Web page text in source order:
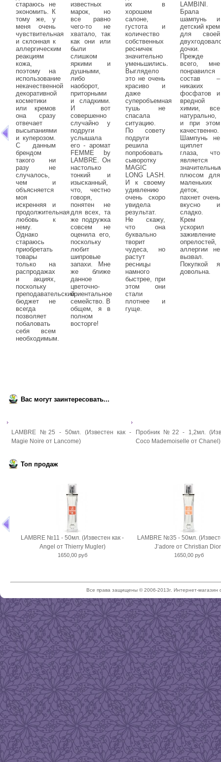
стараюсь не
экономить. К
тому же, у
меня очень
чувствительная
и склонная к
аллергическим
реакциям
кожа,
поэтому на
использование
некачественной
декоративной
косметики
или кремов
она сразу
отвечает
высыпаниями
и куперозом.
С данным
брендом
такого ни
разу не
случалось,
чем и
объясняется
моя
искренняя и
продолжительная
любовь к
нему.
Однако
стараюсь
приобретать
товары
только на
распродажах
и акциях,
поскольку
преподавательский
бюджет не
всегда
позволяет
побаловать
себя всем
необходимым.
известных
марок, но
все равно
чего-то не
хватало, так
как они или
были
слишком
яркими и
душными,
либо
наоборот,
приторными
и сладкими.
И вот
совершенно
случайно у
подруги
услышала
его - аромат
FEMME by
LAMBRE. Он
настолько
тонкий и
изысканный,
что, честно
говоря,
понятен не
для всех, та
же подружка
совсем не
оценила его,
поскольку
любит
шипровые
запахи. Мне
же ближе
данное
цветочно-
ориентальное
семейство. В
общем, я в
полном
восторге!
их в
хорошем
салоне,
густота и
количество
собственных
ресничек
значительно
уменьшились.
Выглядело
это не очень
красиво и
даже
суперобъемная
тушь не
спасала
ситуацию.
По совету
подруги
решила
попробовать
сыворотку
MAGIC
LONG LASH.
И к своему
удивлению
очень скоро
увидела
результат.
Не скажу,
что она
буквально
творит
чудеса, но
растут
ресницы
намного
быстрее, при
этом они
стали
плотнее и
гуще.
LAMBINI.
Брала
шампунь и
детский крем
для своей
дочки.
Прежде
всего, мне
понравился
состав –
никаких
фосфатов и
вредной
химии, все
натурально,
и при этом
качественно.
Шампунь не
щиплет
глаза, что
является
плюсом для
маленьких
деток,
пахнет очень
вкусно и
сладко.
Крем
ускорил
заживление
опрелостей,
аллергии не
вызвал.
Покупкой я
довольна.
Вас могут заинтересовать...
LAMBRE №25 - 50мл. (Известен как -
Magie Noire от Lancome)
Пробник №22 - 1,2мл.
Coco Mademoiselle от Chanel)
Топ продаж
LAMBRE №11 - 50мл. (Известен как -
Angel от Thierry Mugler)
1650,00 руб
LAMBRE №35 - 50мл.
J’adore от Christian
1650,00 руб
Все права защищены © 2006-2013г. Интернет-магазин